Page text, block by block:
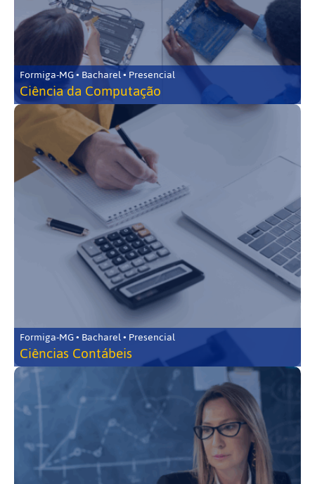
Formiga-MG • Bacharel • Presencial
Ciência da Computação
Formiga-MG • Bacharel • Presencial
Ciências Contábeis